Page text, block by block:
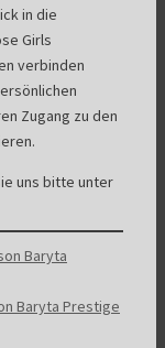
in die
Girls
verbinden
Zugang zu den
uns bitte unter